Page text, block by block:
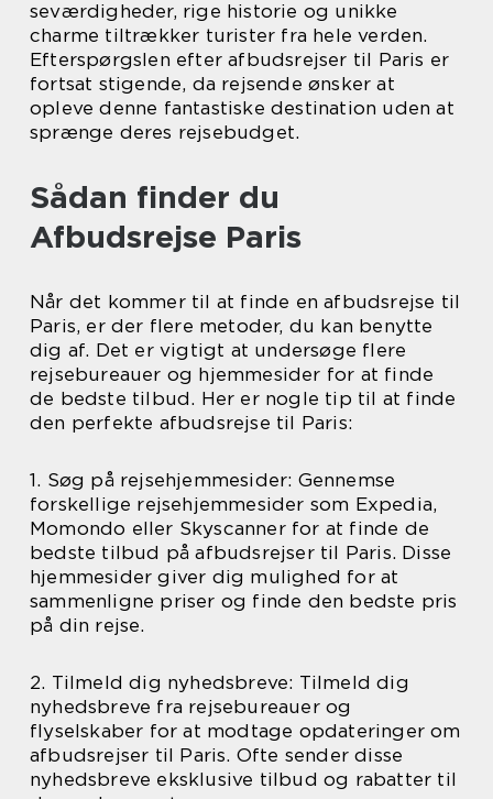
seværdigheder, rige historie og unikke
charme tiltrækker turister fra hele verden.
Efterspørgslen efter afbudsrejser til Paris er
fortsat stigende, da rejsende ønsker at
opleve denne fantastiske destination uden at
sprænge deres rejsebudget.
Sådan finder du
Afbudsrejse Paris
Når det kommer til at finde en afbudsrejse til
Paris, er der flere metoder, du kan benytte
dig af. Det er vigtigt at undersøge flere
rejsebureauer og hjemmesider for at finde
de bedste tilbud. Her er nogle tip til at finde
den perfekte afbudsrejse til Paris:
1. Søg på rejsehjemmesider: Gennemse
forskellige rejsehjemmesider som Expedia,
Momondo eller Skyscanner for at finde de
bedste tilbud på afbudsrejser til Paris. Disse
hjemmesider giver dig mulighed for at
sammenligne priser og finde den bedste pris
på din rejse.
2. Tilmeld dig nyhedsbreve: Tilmeld dig
nyhedsbreve fra rejsebureauer og
flyselskaber for at modtage opdateringer om
afbudsrejser til Paris. Ofte sender disse
nyhedsbreve eksklusive tilbud og rabatter til